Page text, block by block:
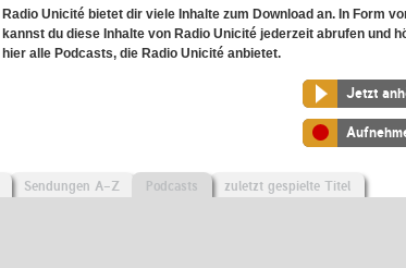
Radio Unicité bietet dir viele Inhalte zum Download an. In Form
kannst du diese Inhalte von Radio Unicité jederzeit abrufen und
hier alle Podcasts, die Radio Unicité anbietet.
Jetzt
Sendungen A-Z Podcasts zuletzt gespielte Titel